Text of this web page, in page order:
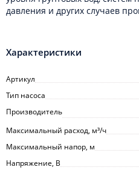
давления и других случаев
Характеристики
Артикул
Тип насоса
Производитель
Максимальный расход, м³/ч
Максимальный напор, м
Напряжение, В